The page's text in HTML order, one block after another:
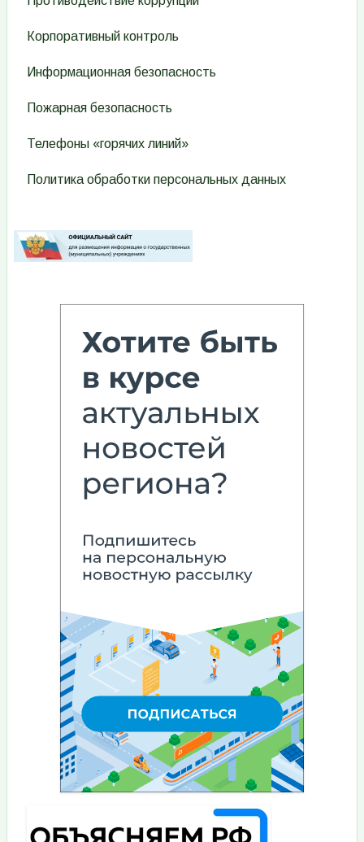
Корпоративный контроль
Информационная безопасность
Пожарная безопасность
Телефоны «горячих линий»
Политика обработки персональных данных
Изображение